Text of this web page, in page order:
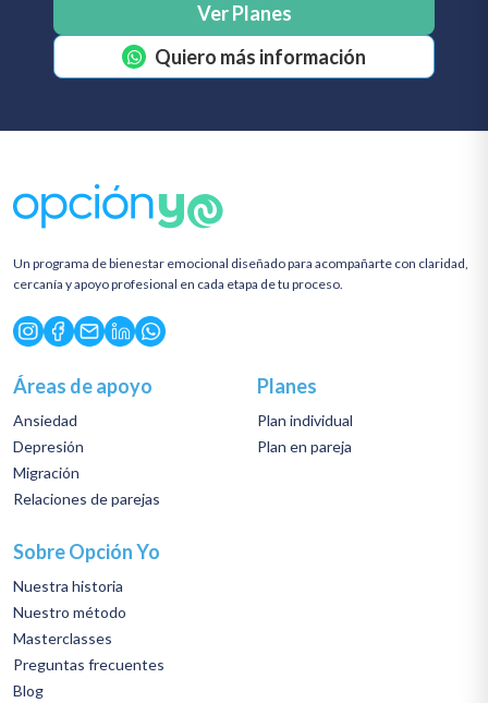
Ver Planes
Quiero más información
Un programa de bienestar emocional diseñado para acompañarte con claridad,
cercanía y apoyo profesional en cada etapa de tu proceso.
Áreas de apoyo
Ansiedad
Depresión
Migración
Relaciones de parejas
Planes
Plan individual
Plan en pareja
Sobre Opción Yo
Nuestra historia
Nuestro método
Masterclasses
Preguntas frecuentes
Blog